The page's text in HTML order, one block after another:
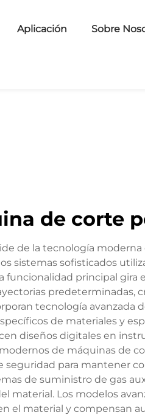
Aplicación Sobre
de corte
de la tecnología
sistemas sofisticados
principal gira
predeterminadas,
tecnología avanzada
de materiales y
diseños digitales en
de máquinas de
para mantener
de suministro de gas
material. Los modelos
el material y compensan